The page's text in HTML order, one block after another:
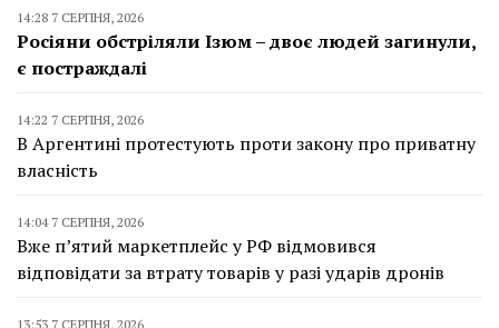
14:28 7 СЕРПНЯ, 2026
Росіяни обстріляли Ізюм – двоє людей загинули,
є постраждалі
14:22 7 СЕРПНЯ, 2026
В Аргентині протестують проти закону про приватну
власність
14:04 7 СЕРПНЯ, 2026
Вже п’ятий маркетплейс у РФ відмовився
відповідати за втрату товарів у разі ударів дронів
13:53 7 СЕРПНЯ, 2026